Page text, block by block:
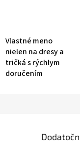
Vlastné meno
nielen na dresy a
tričká s rýchlym
doručením